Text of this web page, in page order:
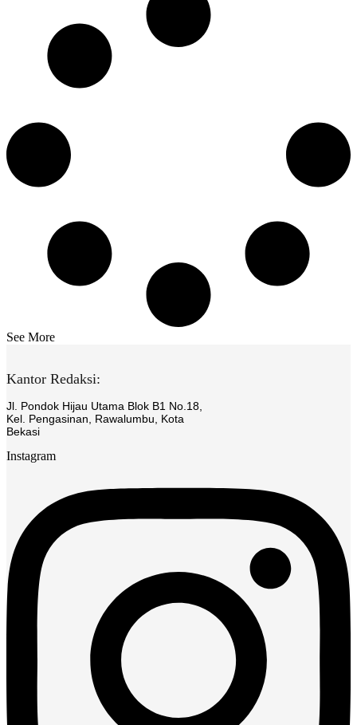
See More
Kantor Redaksi:
Jl. Pondok Hijau Utama Blok B1 No.18,
Kel. Pengasinan, Rawalumbu, Kota
Bekasi
Instagram